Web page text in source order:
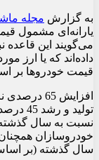
به گزارش مجله
یارانه‌ای مشمول
می‌گویند این قاعده
قیمت خودروها بر اساس دلار 70 هزار
تولید
خودروسازان
سال گذشته (بر اساس دلار 40 هزار